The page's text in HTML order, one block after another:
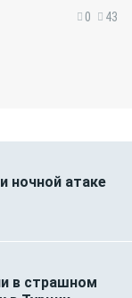
0 43
ночной атаке
в страшном